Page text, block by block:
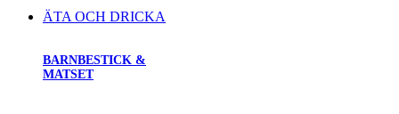
ÄTA OCH DRICKA
BARNBESTICK &
MATSET